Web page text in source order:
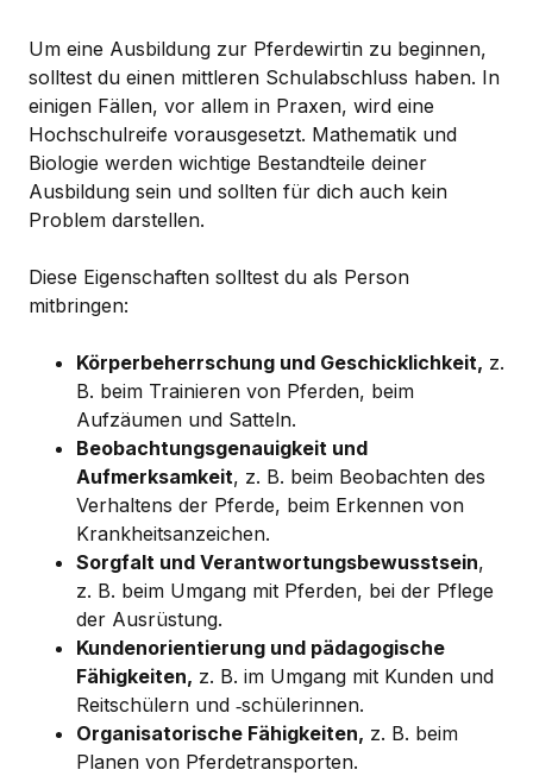
Um eine Ausbildung zur Pferdewirtin zu beginnen,
solltest du einen mittleren Schulabschluss haben. In
einigen Fällen, vor allem in Praxen, wird eine
Hochschulreife vorausgesetzt. Mathematik und
Biologie werden wichtige Bestandteile deiner
Ausbildung sein und sollten für dich auch kein
Problem darstellen.
Diese Eigenschaften solltest du als Person
mitbringen:
Körperbeherrschung und Geschicklichkeit, z.
B. beim Trainieren von Pferden, beim
Aufzäumen und Satteln.
Beobachtungsgenauigkeit und
Aufmerksamkeit, z. B. beim Beobachten des
Verhaltens der Pferde, beim Erkennen von
Krankheitsanzeichen.
Sorgfalt und Verantwortungsbewusstsein,
z. B. beim Umgang mit Pferden, bei der Pflege
der Ausrüstung.
Kundenorientierung und pädagogische
Fähigkeiten, z. B. im Umgang mit Kunden und
Reitschülern und ‑schülerinnen.
Organisatorische Fähigkeiten, z. B. beim
Planen von Pferdetransporten.